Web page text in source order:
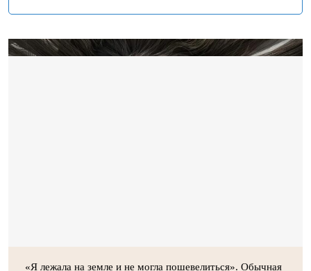
«Я лежала на земле и не могла пошевелиться». Обычная